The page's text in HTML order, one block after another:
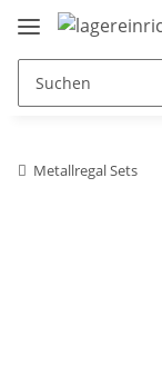
Metallregal Sets